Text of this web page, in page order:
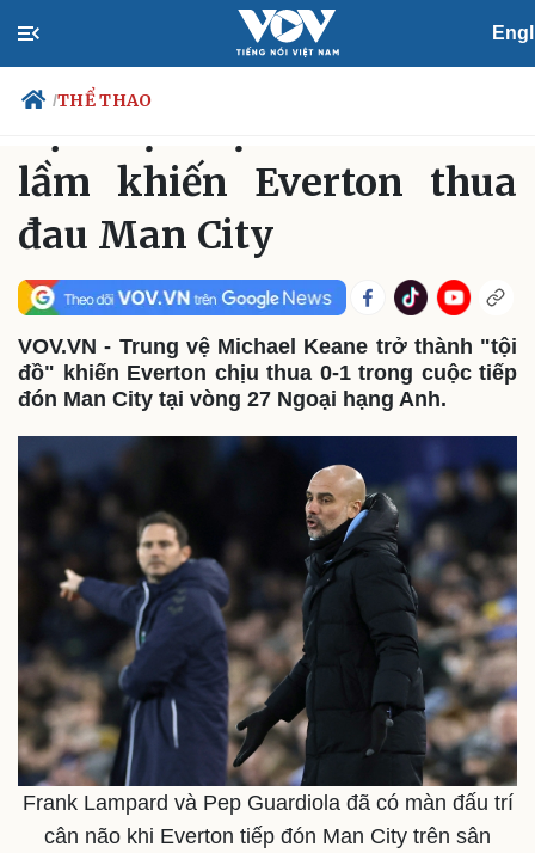
/THỂ THAO
Chính trị
Tổ chức nhân sự
Quốc hội
Nhận diện sự thật
Dự báo thời tiết
Giáo dục
Dấu ấn VOV
Việc làm
Biển đảo
Chủ Nhật, 05:55, 27/02/2022
lầm khiến Everton thua
đau Man City
VOV.VN - Trung vệ Michael Keane trở thành "tội
đồ" khiến Everton chịu thua 0-1 trong cuộc tiếp
đón Man City tại vòng 27 Ngoại hạng Anh.
Frank Lampard và Pep Guardiola đã có màn đấu trí
cân não khi Everton tiếp đón Man City trên sân